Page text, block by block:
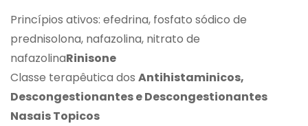
Princípios ativos: efedrina, fosfato sódico de
prednisolona, nafazolina, nitrato de
nafazolinaRinisone
Classe terapêutica dos Antihistaminicos,
Descongestionantes e Descongestionantes
Nasais Topicos